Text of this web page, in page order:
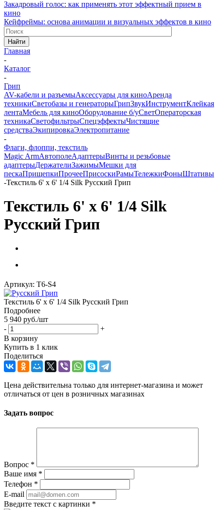
Закадровый голос: как применять этот эффектный прием в
кино
Кейфреймы: основа анимации и визуальных эффектов в кино
Найти
Главная
-
Каталог
-
Грип
AV-кабели и разъемыАксессуары для киноАренда
техникиСветобазы и генераторыГрипЗвукИнструментКлейкая
лентаМебель для киноОборудование б/уСветОператорская
техникаСветофильтрыСпецэффектыЧистящие
средстваЭкипировкаЭлектропитание
-
Флаги, флоппи, текстиль
Magic ArmАвтополеАдаптерыВинты и резьбовые
адаптерыДержателиЗажимыМешки для
пескаПрищепкиПрочееПрисоскиРамыТележкиФоныШтативы
-Текстиль 6' x 6' 1/4 Silk Русский Грип
Текстиль 6' x 6' 1/4 Silk
Русский Грип
Артикул: Т6-S4
Текстиль 6' x 6' 1/4 Silk Русский Грип
Подробнее
5 940 руб./шт
-
+
В корзину
Купить в 1 клик
Поделиться
Цена действительна только для интернет-магазина и может
отличаться от цен в розничных магазинах
Задать вопрос
Вопрос *
Ваше имя *
Телефон *
E-mail
Введите текст с картинки *